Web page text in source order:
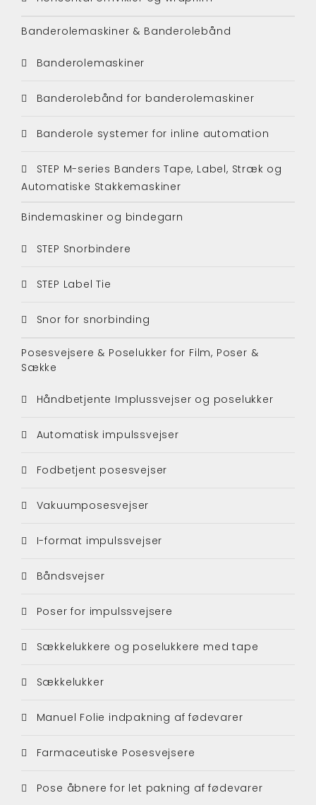
Banderolemaskiner & Banderolebånd
Banderolemaskiner
Banderolebånd for banderolemaskiner
Banderole systemer for inline automation
STEP M-series Banders Tape, Label, Stræk og
Automatiske Stakkemaskiner
Bindemaskiner og bindegarn
STEP Snorbindere
STEP Label Tie
Snor for snorbinding
Posesvejsere & Poselukker for Film, Poser &
Sække
Håndbetjente Implussvejser og poselukker
Automatisk impulssvejser
Fodbetjent posesvejser
Vakuumposesvejser
I-format impulssvejser
Båndsvejser
Poser for impulssvejsere
Sækkelukkere og poselukkere med tape
Sækkelukker
Manuel Folie indpakning af fødevarer
Farmaceutiske Posesvejsere
Pose åbnere for let pakning af fødevarer